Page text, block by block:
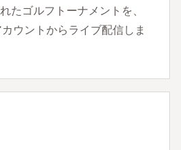
たゴルフトーナメントを、
ウントからライブ配信しま